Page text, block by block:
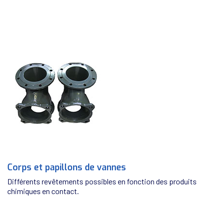
Corps et papillons de vannes
Différents revêtements possibles en fonction des produits
chimiques en contact.